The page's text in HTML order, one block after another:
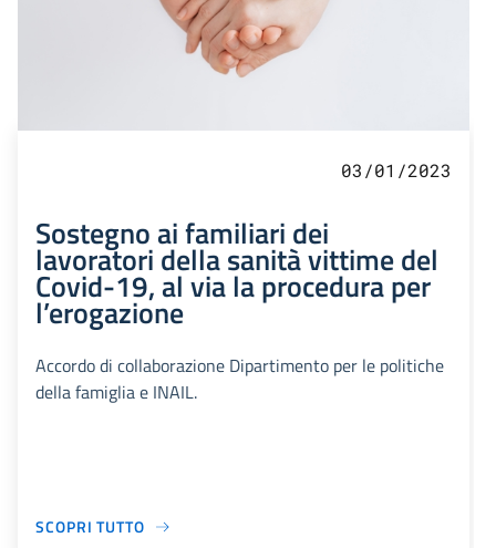
03/01/2023
Sostegno ai familiari dei
lavoratori della sanità vittime del
Covid-19, al via la procedura per
l’erogazione
Accordo di collaborazione Dipartimento per le politiche
della famiglia e INAIL.
SCOPRI TUTTO